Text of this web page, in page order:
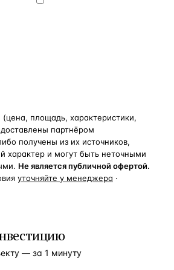
площадь, характеристики,
партнёром
получены из их источников,
характер и могут быть неточными
Не является публичной офертой.
уточняйте у менеджера ·
— за 1 минуту